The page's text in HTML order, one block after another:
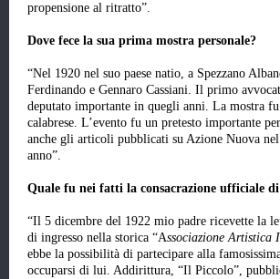
propensione al ritratto”.
Dove fece la sua prima mostra personale?
“Nel 1920 nel suo paese natio, a Spezzano
Ferdinando e Gennaro Cassiani. Il primo
deputato importante in quegli anni. La mostra
calabrese. L’evento fu un pretesto importante
anche gli articoli pubblicati su Azione Nuova
anno”.
Quale fu nei fatti la consacrazione ufficiale di
“Il 5 dicembre del 1922 mio padre ricevette la
di ingresso nella storica “Associazione Artistica
ebbe la possibilità di partecipare alla
occuparsi di lui. Addirittura, “Il Piccolo”,